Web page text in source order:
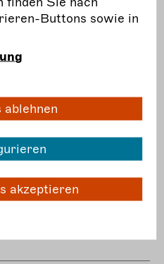
Themensammlung zum
#10
Kunstgattungen und
die Frage nach
Präsentationsformen
in ländlichen
"Performing Exchange"
und "tanz + theater
Buttons sowie in
ablehnen
akzeptieren